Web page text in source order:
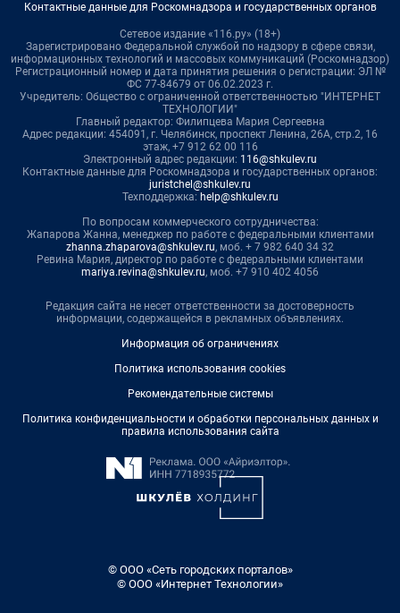
Контактные данные для Роскомнадзора и государственных органов
Сетевое издание «116.ру» (18+)
Зарегистрировано Федеральной службой по надзору в сфере связи,
информационных технологий и массовых коммуникаций (Роскомнадзор)
Регистрационный номер и дата принятия решения о регистрации: ЭЛ №
ФС 77-84679 от 06.02.2023 г.
Учредитель: Общество с ограниченной ответственностью "ИНТЕРНЕТ
ТЕХНОЛОГИИ"
Главный редактор: Филипцева Мария Сергеевна
Адрес редакции: 454091, г. Челябинск, проспект Ленина, 26А, стр.2, 16
этаж, +7 912 62 00 116
Электронный адрес редакции: 116@shkulev.ru
Контактные данные для Роскомнадзора и государственных органов:
juristchel@shkulev.ru
Техподдержка: help@shkulev.ru
По вопросам коммерческого сотрудничества:
Жапарова Жанна, менеджер по работе с федеральными клиентами
zhanna.zhaparova@shkulev.ru, моб. + 7 982 640 34 32
Ревина Мария, директор по работе с федеральными клиентами
mariya.revina@shkulev.ru, моб. +7 910 402 4056
Редакция сайта не несет ответственности за достоверность
информации, содержащейся в рекламных объявлениях.
Информация об ограничениях
Политика использования cookies
Рекомендательные системы
Политика конфиденциальности и обработки персональных данных и
правила использования сайта
© ООО «Сеть городских порталов»
© ООО «Интернет Технологии»